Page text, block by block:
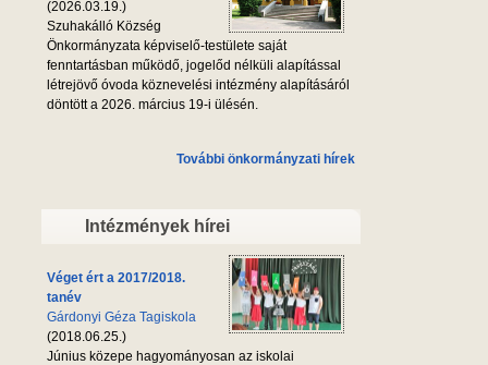
(2026.03.19.)
Szuhakálló Község
Önkormányzata képviselő-testülete saját
fenntartásban működő, jogelőd nélküli alapítással
létrejövő óvoda köznevelési intézmény alapításáról
döntött a 2026. március 19-i ülésén.
További önkormányzati hírek
Intézmények hírei
Véget ért a 2017/2018.
tanév
Gárdonyi Géza Tagiskola
(2018.06.25.)
Június közepe hagyományosan az iskolai